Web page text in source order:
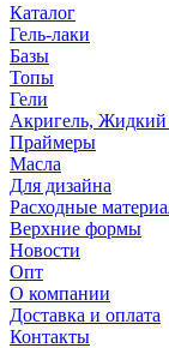
Каталог
Гель-лаки
Базы
Топы
Гели
Акригель, Жидкий
Праймеры
Масла
Для дизайна
Расходные
Верхние формы
Новости
Опт
О компании
Доставка и оплата
Контакты